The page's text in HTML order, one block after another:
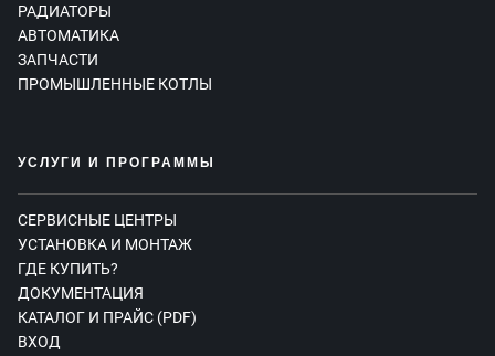
РАДИАТОРЫ
АВТОМАТИКА
ЗАПЧАСТИ
ПРОМЫШЛЕННЫЕ КОТЛЫ
УСЛУГИ И ПРОГРАММЫ
СЕРВИСНЫЕ ЦЕНТРЫ
УСТАНОВКА И МОНТАЖ
ГДЕ КУПИТЬ?
ДОКУМЕНТАЦИЯ
КАТАЛОГ И ПРАЙС (PDF)
ВХОД